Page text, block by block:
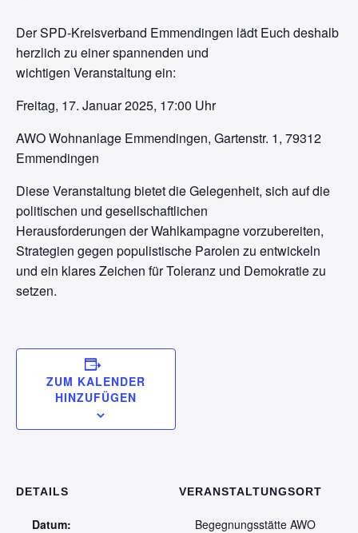
Der SPD-Kreisverband Emmendingen lädt Euch deshalb
herzlich zu einer spannenden und
wichtigen Veranstaltung ein:
Freitag, 17. Januar 2025, 17:00 Uhr
AWO Wohnanlage Emmendingen, Gartenstr. 1, 79312
Emmendingen
Diese Veranstaltung bietet die Gelegenheit, sich auf die
politischen und gesellschaftlichen
Herausforderungen der Wahlkampagne vorzubereiten,
Strategien gegen populistische Parolen zu entwickeln
und ein klares Zeichen für Toleranz und Demokratie zu
setzen.
ZUM KALENDER
HINZUFÜGEN
DETAILS
Datum:
VERANSTALTUNGSORT
Begegnungsstätte AWO